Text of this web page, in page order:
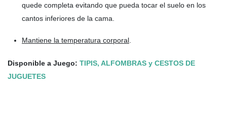
quede completa evitando que pueda tocar el suelo en los
cantos inferiores de la cama.
Mantiene la temperatura corporal
Disponible a Juego: TIPIS, ALFOMBRAS y CESTOS DE
JUGUETES